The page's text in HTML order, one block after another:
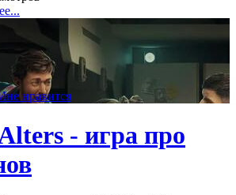
- игра про